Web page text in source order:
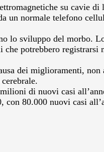
su cavie
un normale telefono
lo sviluppo del
potrebbero
dei miglioramenti,
di nuovi casi
80.000 nuovi casi